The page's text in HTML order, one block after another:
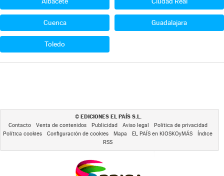
Cuenca Guadalajara
Toledo
© EDICIONES EL PAÍS S.L.
Contacto Venta de contenidos Publicidad Aviso legal
Política de privacidad
Política cookies
Configuración de cookies Mapa EL PAÍS en KIOSKOyMÁS
Índice
RSS